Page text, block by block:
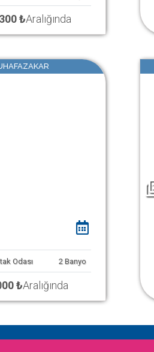
₺Aralığında
Odası 2 Banyo
₺Aralığında